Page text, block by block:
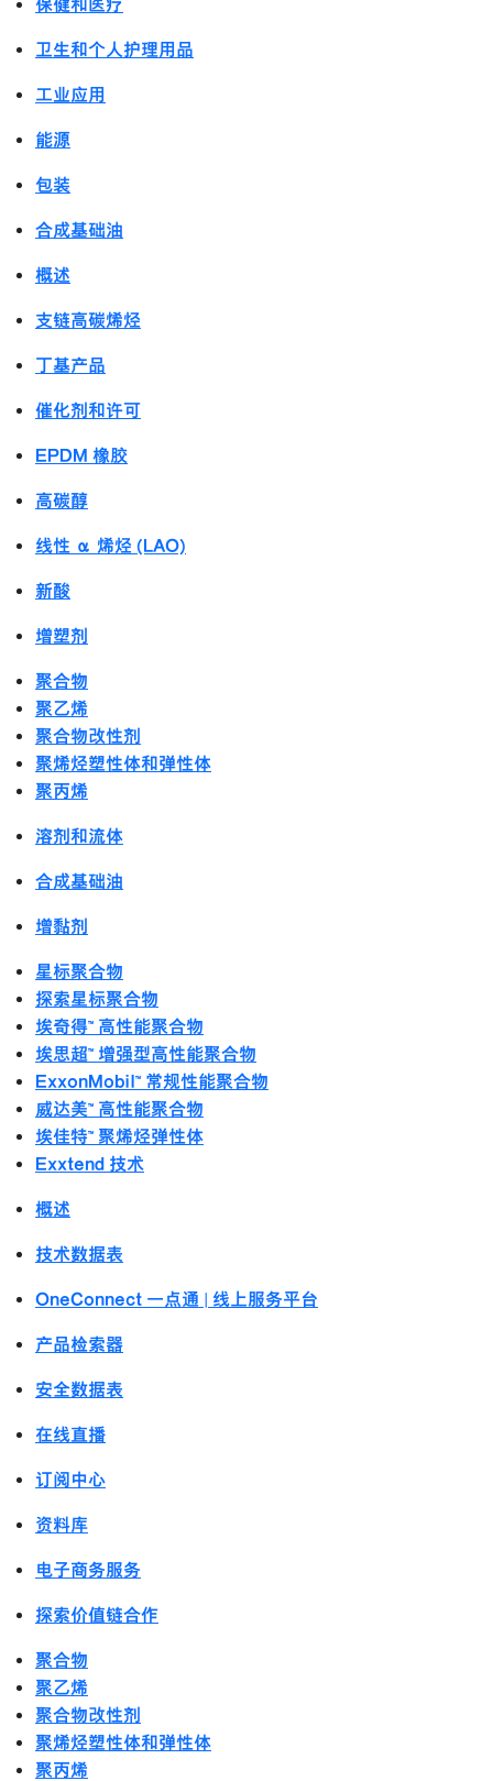
保健和医疗
卫生和个人护理用品
工业应用
能源
包装
合成基础油
概述
支链高碳烯烃
丁基产品
催化剂和许可
EPDM 橡胶
高碳醇
线性 α 烯烃 (LAO)
新酸
增塑剂
聚合物
聚乙烯
聚合物改性剂
聚烯烃塑性体和弹性体
聚丙烯
溶剂和流体
合成基础油
增黏剂
星标聚合物
探索星标聚合物
埃奇得™ 高性能聚合物
埃思超™ 增强型高性能聚合物
ExxonMobil™ 常规性能聚合物
威达美™ 高性能聚合物
埃佳特™ 聚烯烃弹性体
Exxtend 技术
概述
技术数据表
OneConnect 一点通 | 线上服务平台
产品检索器
安全数据表
在线直播
订阅中心
资料库
电子商务服务
探索价值链合作
聚合物
聚乙烯
聚合物改性剂
聚烯烃塑性体和弹性体
聚丙烯